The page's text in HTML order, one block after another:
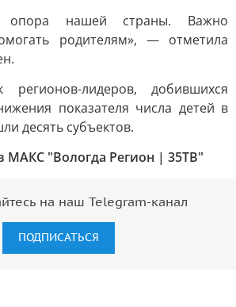
нашей страны. Важно
родителям», — отметила
лидеров, добившихся
показателя числа детей в
десять субъектов.
МАКС "Вологда Регион | 35ТВ"
на наш Telegram-канал
ПОДПИСАТЬСЯ